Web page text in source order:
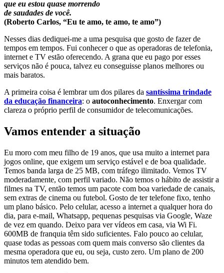
que eu estou quase morrendo
de saudades de você.
(Roberto Carlos, “Eu te amo, te amo, te amo”)
Nesses dias dediquei-me a uma pesquisa que gosto de fazer de
tempos em tempos. Fui conhecer o que as operadoras de telefonia,
internet e TV estão oferecendo. A grana que eu pago por esses
serviços não é pouca, talvez eu conseguisse planos melhores ou
mais baratos.
A primeira coisa é lembrar um dos pilares da santíssima trindade
da educação financeira: o autoconhecimento. Enxergar com
clareza o próprio perfil de consumidor de telecomunicações.
Vamos entender a situação
Eu moro com meu filho de 19 anos, que usa muito a internet para
jogos online, que exigem um serviço estável e de boa qualidade.
Temos banda larga de 25 MB, com tráfego ilimitado. Vemos TV
moderadamente, com perfil variado. Não temos o hábito de assistir a
filmes na TV, então temos um pacote com boa variedade de canais,
sem extras de cinema ou futebol. Gosto de ter telefone fixo, tenho
um plano básico. Pelo celular, acesso a internet a qualquer hora do
dia, para e-mail, Whatsapp, pequenas pesquisas via Google, Waze
de vez em quando. Deixo para ver vídeos em casa, via Wi Fi.
600MB de franquia têm sido suficientes. Falo pouco ao celular,
quase todas as pessoas com quem mais converso são clientes da
mesma operadora que eu, ou seja, custo zero. Um plano de 200
minutos tem atendido bem.